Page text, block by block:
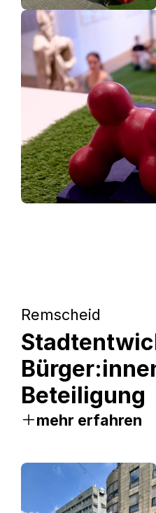
Remscheid
Beteiligung
mehr erfahren